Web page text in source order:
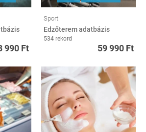
990 Ft
Sport
Edzőterem adatbázis
534 rekord
59 990 Ft